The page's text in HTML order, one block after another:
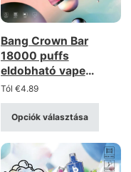
Bang Crown Bar
18000 puffs
eldobható vape
ömlesztett
nagykereskedelmi -
újratölthető, hálós
tekercs
Tól €4.89
Opciók választása